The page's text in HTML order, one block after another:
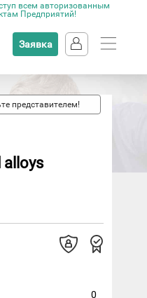
всем авторизованным
Предприятий!
Заявка
представителем!
alloys
0